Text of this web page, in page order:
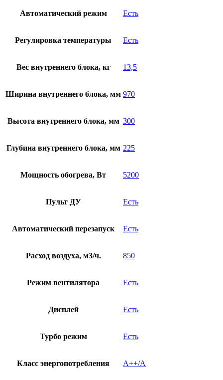
Автоматический режим Есть
Регулировка температуры Есть
Вес внутреннего блока, кг 13,5
Ширина внутреннего блока, мм 970
Высота внутреннего блока, мм 300
Глубина внутреннего блока, мм 225
Мощность обогрева, Вт 5200
Пульт ДУ Есть
Автоматический перезапуск Есть
Расход воздуха, м3/ч. 850
Режим вентилятора Есть
Дисплей Есть
Турбо режим Есть
Класс энергопотребления A++/A